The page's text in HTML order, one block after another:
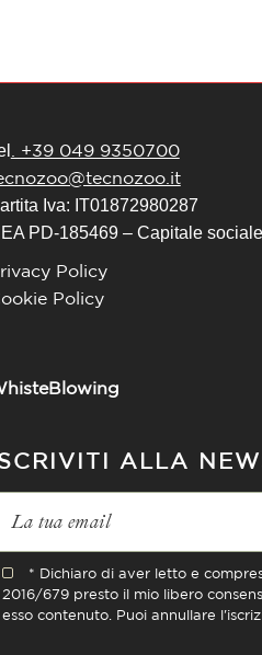
. +39 049 9350700
Iva: IT01872980287
PD-185469 – Capitale
Policy
Policy
ALLA
* Dichiaro di aver letto e
2016/679 presto il mio libero
esso contenuto. Puoi annullare